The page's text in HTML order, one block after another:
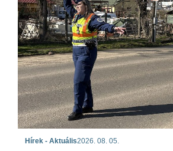
Hírek - Aktuális2026. 08. 05.